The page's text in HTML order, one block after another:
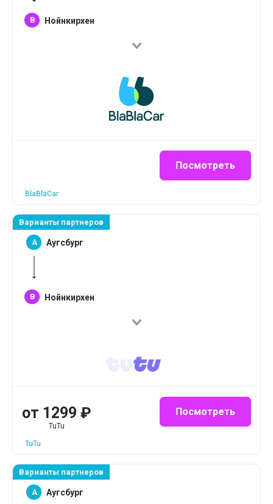
B Нойнкирхен
Посмотреть
BlaBlaCar
Варианты партнеров
A Аугсбург
B Нойнкирхен
от 1299 ₽
TuTu
Посмотреть
TuTu
Варианты партнеров
A Аугсбург